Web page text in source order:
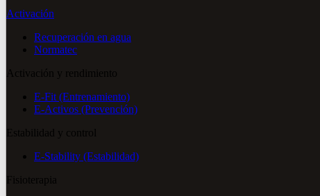
Activación
Recuperación en agua
Normatec
Activación y rendimiento
E-Fit (Entrenamiento)
E-Activos (Prevención)
Estabilidad y control
E-Stability (Estabilidad)
Fisioterapia